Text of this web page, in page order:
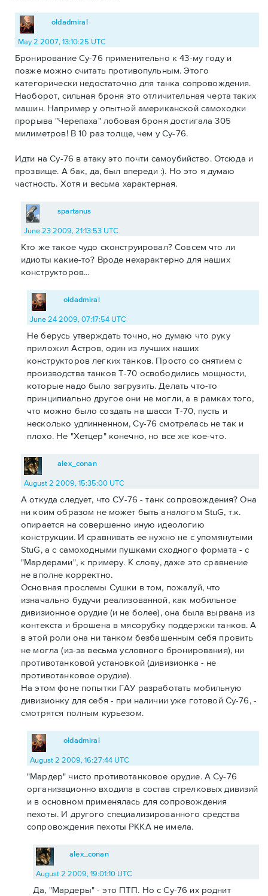
oldadmiral
May 2 2007, 13:10:25 UTC
Бронирование Су-76 применительно к 43-му году и
позже можно считать противопульным. Этого
категорически недостаточно для танка сопровождения.
Наоборот, сильная броня это отличительная черта таких
машин. Например у опытной американской самоходки
прорыва "Черепаха" лобовая броня достигала 305
милиметров! В 10 раз толще, чем у Су-76.
Идти на Су-76 в атаку это почти самоубийство. Отсюда и
прозвище. А бак, да, был впереди :). Но это я думаю
частность. Хотя и весьма характерная.
spartanus
June 23 2009, 21:13:53 UTC
Кто же такое чудо сконструировал? Совсем что ли
идиоты какие-то? Вроде нехарактерно для наших
конструкторов...
oldadmiral
June 24 2009, 07:17:54 UTC
Не берусь утверждать точно, но думаю что руку
приложил Астров, один из лучших наших
конструкторов легких танков. Просто со снятием с
производства танков Т-70 освободились мощности,
которые надо было загрузить. Делать что-то
принципиально другое они не могли, а в рамках того,
что можно было создать на шасси Т-70, пусть и
несколько удлинненном, Су-76 смотрелась не так и
плохо. Не "Хетцер" конечно, но все же кое-что.
alex_conan
August 2 2009, 15:35:00 UTC
А откуда следует, что СУ-76 - танк сопровождения? Она
ни коим образом не может быть аналогом StuG, т.к.
опирается на совершенно иную идеологию
конструкции. И сравнивать ее нужно не с упомянутыми
StuG, а с самоходными пушками сходного формата - с
"Мардерами", к примеру. К слову, даже это сравнение
не вполне корректно.
Основная прослемы Сушки в том, пожалуй, что
изначально будучи реализованной, как мобильное
дивизионное орудие (и не более), она была вырвана из
контекста и брошена в мясорубку поддержки танков. А
в этой роли она ни танком безбашенным себя провить
не могла (из-за весьма условного бронирования), ни
противотанковой установкой (дивизионка - не
противотанковое орудие).
На этом фоне попытки ГАУ разработать мобильную
дивизионку для себя - при наличии уже готовой Су-76, -
смотрятся полным курьезом.
oldadmiral
August 2 2009, 16:27:44 UTC
"Мардер" чисто противотанковое орудие. А Су-76
организационно входила в состав стрелковых дивизий
и в основном применялась для сопровождения
пехоты. И другого специализированного средства
сопровождения пехоты РККА не имела.
alex_conan
August 2 2009, 19:01:10 UTC
Да, "Мардеры" - это ПТП. Но с Су-76 их роднит